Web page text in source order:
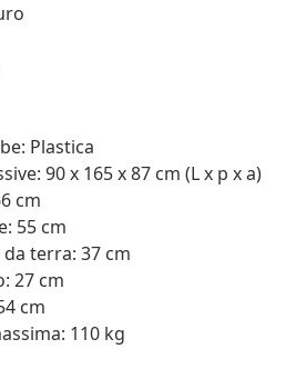
Plastica
90 x 165 x 87 cm (L x p x a)
cm
55 cm
terra: 37 cm
27 cm
cm
110 kg